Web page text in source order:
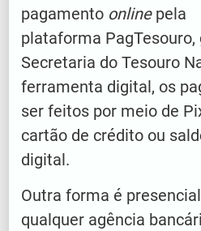
pagamento onlinepela
plataforma PagTesouro,
Secretaria do Tesouro
ferramenta digital, os
ser feitos por meio de
cartão de crédito ou
digital.
Outra forma é
qualquer agência